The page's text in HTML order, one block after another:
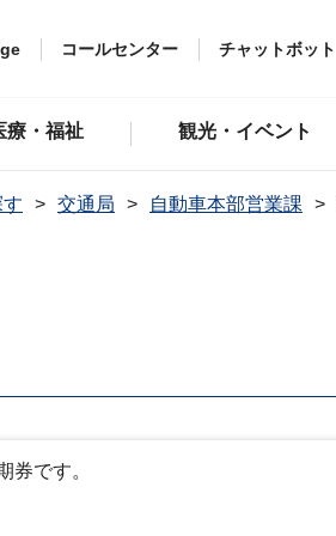
コールセンター チャットボット
療・福祉 観光・イベント
交通局 自動車本部営業課
券です。